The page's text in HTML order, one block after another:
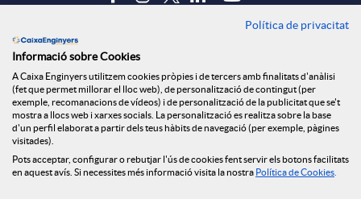
Política de cookies
Avís legal
Seguretat Online
Canal denúncies
Política de privacitat
Informació sobre Cookies
A Caixa Enginyers utilitzem cookies pròpies i de tercers amb finalitats d'anàlisi
(fet que permet millorar el lloc web), de personalització de contingut (per
exemple, recomanacions de vídeos) i de personalització de la publicitat que se't
mostra a llocs web i xarxes socials. La personalització es realitza sobre la base
d'un perfil elaborat a partir dels teus hàbits de navegació (per exemple, pàgines
visitades).
Pots acceptar, configurar o rebutjar l'ús de cookies fent servir els botons facilitats
en aquest avís. Si necessites més informació visita la nostra Política de Cookies